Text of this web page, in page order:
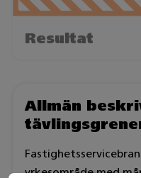
Resultat
Allmän
yrkesområde med